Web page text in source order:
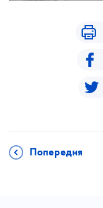
Попередня